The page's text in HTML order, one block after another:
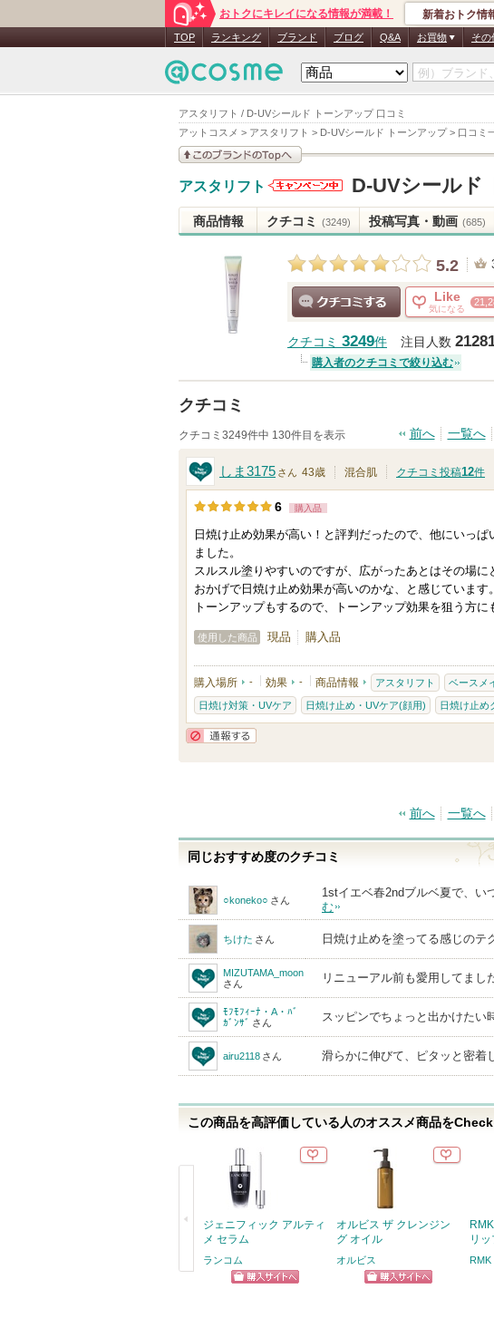
アスタリフト / D-UVシールド トーンアップ 口コミ
アットコスメ > アスタリフト > D-UVシールド トーンアップ> 口コミ
おトクにキレイになる情報が満載！ 新着おトク情
TOP ランキング ブランド ブログ Q&A お買物 その
アスタリフト
トからのお
知らせがあ
ります
D-UVシールド
商品情報 クチコミ (3249) 投稿写真・動画 (685)
5.2
Like
気になる
クチコミ 3249件 注目人数
購入者のクチコミで絞り込む
クチコミ
クチコミ3249件中 130件目を表示 前へ 一覧へ
しま3175 さん 43歳 混合肌 クチコミ投稿12件
6 購入品
日焼け止め効果が高い！と評判だったので、他にいっぱ
ました。
スルスル塗りやすいのですが、広がったあとはその場
おかげで日焼け止め効果が高いのかな、と感じています。
トーンアップもするので、トーンアップ効果を狙う方に
使用した商品 現品 購入品
購入場所 - 効果 - 商品情報 アスタリフト ベースメ
日焼け対策・UVケア 日焼け止め・UVケア(顔用) 日焼け止め
前へ 一覧へ
同じおすすめ度のクチコミ
○koneko○ さん
1stイエベ春2ndブルベ夏で、
む
ちけた さん 日焼け止めを塗ってる感じの
MIZUTAMA_moon
さん
リニューアル前も愛用してま
ﾓﾌﾓﾌｨｰﾅ・A・ﾊﾞ
ｶﾞﾝｻﾞ さん スッピンでちょっと出かけた
airu2118 さん 滑らかに伸びて、ピタッと密
この商品を高評価している人のオススメ商品をCheck
ジェニフィック アルティ
メ セラム
ランコム
オルビス ザ クレンジン
グ オイル
オルビス
リ
RMK